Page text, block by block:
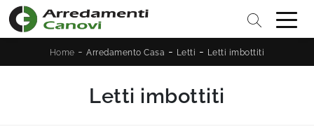
Home -Arredamento Casa - Letti - Letti imbottiti
Letti imbottiti